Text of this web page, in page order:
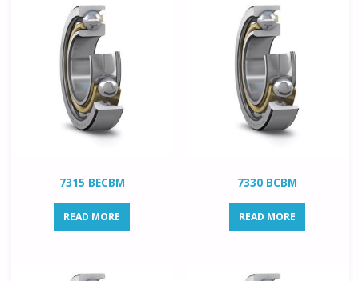
7315 BECBM
READ MORE
7330 BCBM
READ MORE